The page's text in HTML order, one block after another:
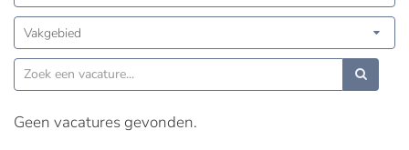
Vakgebied
Geen vacatures gevonden.